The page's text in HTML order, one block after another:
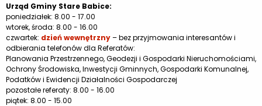
Urząd Gminy Stare Babice:
poniedziałek: 8.00 - 17.00
wtorek, środa: 8.00 - 16.00
czwartek: dzień wewnętrzny– bez przyjmowania interesantów i
odbierania telefonów dla Referatów:
Planowania Przestrzennego, Geodezji i Gospodarki Nieruchomościami,
Ochrony Środowiska, Inwestycji Gminnych, Gospodarki Komunalnej,
Podatków i Ewidencji Działalności Gospodarczej
pozostałe referaty: 8.00 - 16.00
piątek: 8.00 - 15.00